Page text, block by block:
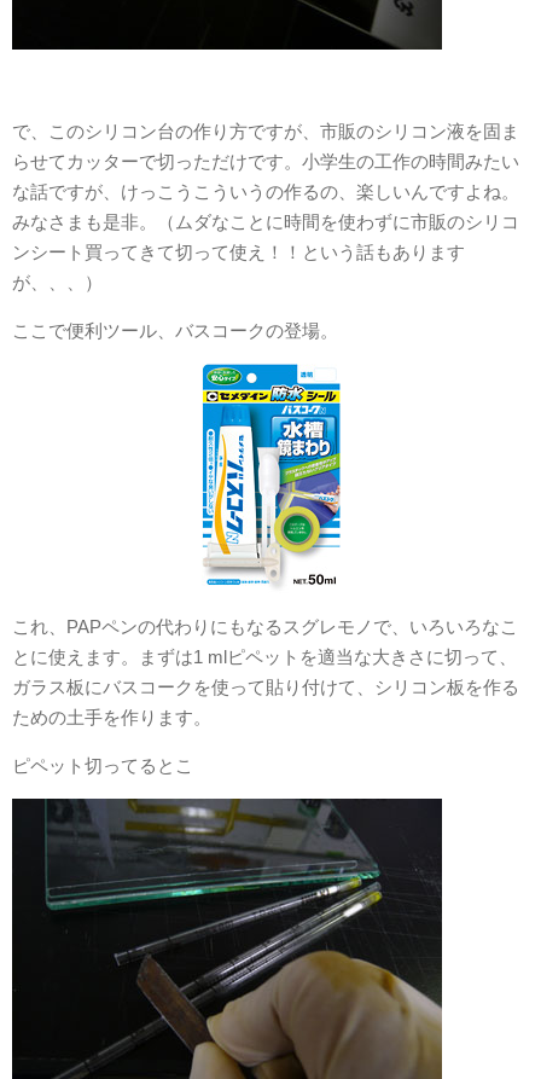
で、このシリコン台の作り方ですが、市販のシリコン液を固ま
らせてカッターで切っただけです。小学生の工作の時間みたい
な話ですが、けっこうこういうの作るの、楽しいんですよね。
みなさまも是非。（ムダなことに時間を使わずに市販のシリコ
ンシート買ってきて切って使え！！という話もあります
が、、、）
ここで便利ツール、バスコークの登場。
これ、PAPペンの代わりにもなるスグレモノで、いろいろなこ
とに使えます。まずは1 mlピペットを適当な大きさに切って、
ガラス板にバスコークを使って貼り付けて、シリコン板を作る
ための土手を作ります。
ピペット切ってるとこ